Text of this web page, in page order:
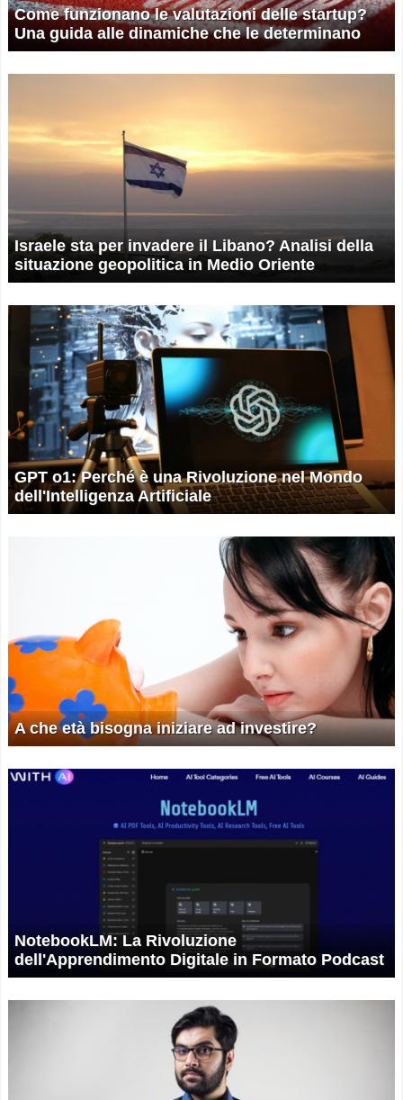
Come funzionano le valutazioni delle startup?
Una guida alle dinamiche che le determinano
Israele sta per invadere il Libano? Analisi della
situazione geopolitica in Medio Oriente
GPT o1: Perché è una Rivoluzione nel Mondo
dell'Intelligenza Artificiale
A che età bisogna iniziare ad investire?
NotebookLM: La Rivoluzione
dell'Apprendimento Digitale in Formato Podcast